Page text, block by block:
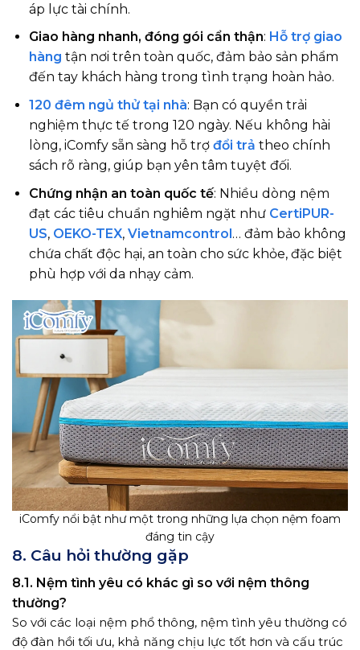
áp lực tài chính.
Giao hàng nhanh, đóng gói cẩn thận: Hỗ trợ giao
hàng tận nơi trên toàn quốc, đảm bảo sản phẩm
đến tay khách hàng trong tình trạng hoàn hảo.
120 đêm ngủ thử tại nhà: Bạn có quyền trải
nghiệm thực tế trong 120 ngày. Nếu không hài
lòng, iComfy sẵn sàng hỗ trợ đổi trả theo chính
sách rõ ràng, giúp bạn yên tâm tuyệt đối.
Chứng nhận an toàn quốc tế: Nhiều dòng nệm
đạt các tiêu chuẩn nghiêm ngặt như CertiPUR-
US, OEKO-TEX, Vietnamcontrol… đảm bảo không
chứa chất độc hại, an toàn cho sức khỏe, đặc biệt
phù hợp với da nhạy cảm.
iComfy nổi bật như một trong những lựa chọn nệm foam
đáng tin cậy
8. Câu hỏi thường gặp
8.1. Nệm tình yêu có khác gì so với nệm thông
thường?
So với các loại nệm phổ thông, nệm tình yêu thường có
độ đàn hồi tối ưu, khả năng chịu lực tốt hơn và cấu trúc